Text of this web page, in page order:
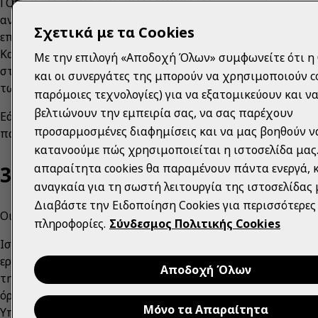
ανηλίκου, δηλώνετε στην Coca‑Cola ότι είστε ο γονέας ή
επιβεβαιώνετε ότι αποδέχεστε τους παρόντες Όρους και
Καταναλωτών της Coca‑Cola (ή οποιαδήποτε άλλη
στη διάθεσή σας) για λογαριασμό του παιδιού σας και
των Υπηρεσιών από το παιδί σας και τη συμμόρφωση με
Εάν δεν πληροίτε τα κριτήρια για να χρησιμοποιήσετε
παρόντες Όρους, δεν δικαιούστε να χρησιμοποιήσετε τις
3. ΠΟΥ ΙΣΧΥΟΥΝ ΟΙ ΠΑΡΟΝΤΕΣ
Οι Υπηρεσίες που παρέχονται από την Εταιρεία
Ισχύουν διαφορετικοί όροι και προϋποθέσεις για τις
εργαζόμενούς μας, τους αιτούντες εργασία και τους
της Coca‑Cola, καθώς και για τμήματα των εταιρικών
όροι ισχύουν επίσης όσον αφορά τις υπηρεσίες τρίτων
Υπηρεσίες της Coca‑Cola (π.χ. Whats App). Βλέπε ενότητα
Σχετικά με τα Cookies
Με την επιλογή «Αποδοχή Όλων» συμφωνείτε ότι η
και οι συνεργάτες της μπορούν να χρησιμοποιούν
παρόμοιες τεχνολογίες) για να εξατομικεύουν και να
βελτιώνουν την εμπειρία σας, να σας παρέχουν
προσαρμοσμένες διαφημίσεις και να μας βοηθούν
κατανοούμε πώς χρησιμοποιείται η ιστοσελίδα
απαραίτητα cookies θα παραμένουν πάντα ενεργά,
αναγκαία για τη σωστή λειτουργία της ιστοσελίδας
Διαβάστε την Ειδοποίηση Cookies για περισσότερες
πληροφορίες. Σύνδεσμος Πολιτικής Cookies
Αποδοχή Όλων
Μόνο τα Απαραίτητα